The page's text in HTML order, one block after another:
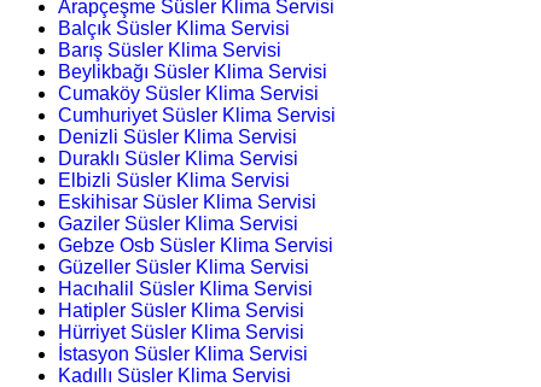
Arapçeşme Süsler Klima Servisi
Balçık Süsler Klima Servisi
Barış Süsler Klima Servisi
Beylikbağı Süsler Klima Servisi
Cumaköy Süsler Klima Servisi
Cumhuriyet Süsler Klima Servisi
Denizli Süsler Klima Servisi
Duraklı Süsler Klima Servisi
Elbizli Süsler Klima Servisi
Eskihisar Süsler Klima Servisi
Gaziler Süsler Klima Servisi
Gebze Osb Süsler Klima Servisi
Güzeller Süsler Klima Servisi
Hacıhalil Süsler Klima Servisi
Hatipler Süsler Klima Servisi
Hürriyet Süsler Klima Servisi
İstasyon Süsler Klima Servisi
Kadıllı Süsler Klima Servisi